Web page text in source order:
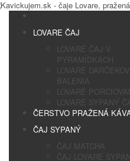
LOVARE ČAJ
LOVARÉ ČAJ V
PYRAMÍDKACH
LOVARÉ
BALENIA
LOVARÉ
LOVARÉ SYPANÝ
ČERSTVO PRAŽENÁ
ČAJ SYPANÝ
ČAJ MATCHA
ČAJ LOVARE